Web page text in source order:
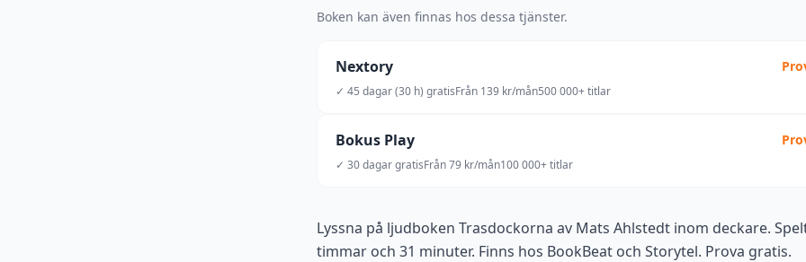
Boken kan även finnas hos dessa tjänster.
Nextory
✓ 45 dagar (30 h) gratisFrån 139 kr/mån500 000+ titlar
Bokus Play
✓ 30 dagar gratisFrån 79 kr/mån100 000+ titlar
Lyssna på ljudboken Trasdockorna av Mats Ahlstedt inom deckare.
timmar och 31 minuter. Finns hos BookBeat och Storytel. Prova gratis.